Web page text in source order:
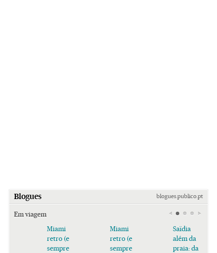
Blogues blogues.publico.pt
Em viagem
Miami
retro (e
sempre
Miami
retro (e
sempre
Saïdia
além da
praia: da